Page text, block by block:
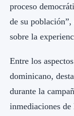
proceso
de su
sobre la
Entre los
dominicano,
durante la
inmediaciones